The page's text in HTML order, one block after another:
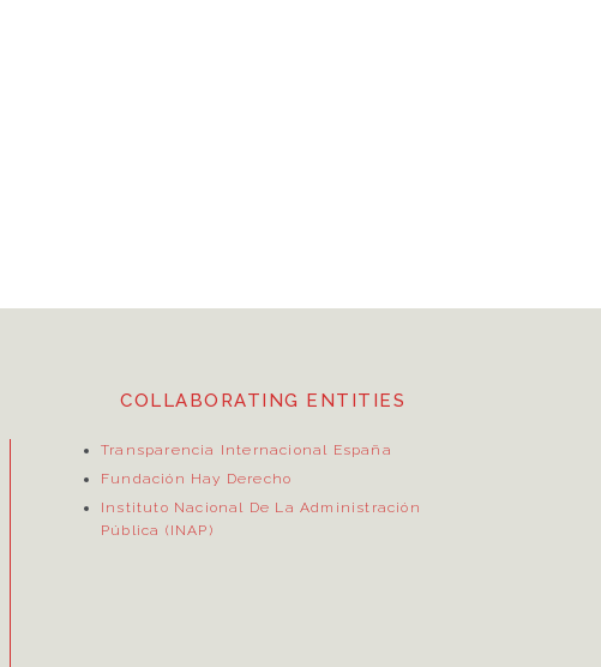
COLLABORATING ENTITIES
Transparencia Internacional España
Fundación Hay Derecho
Instituto Nacional De La Administración
Pública (INAP)